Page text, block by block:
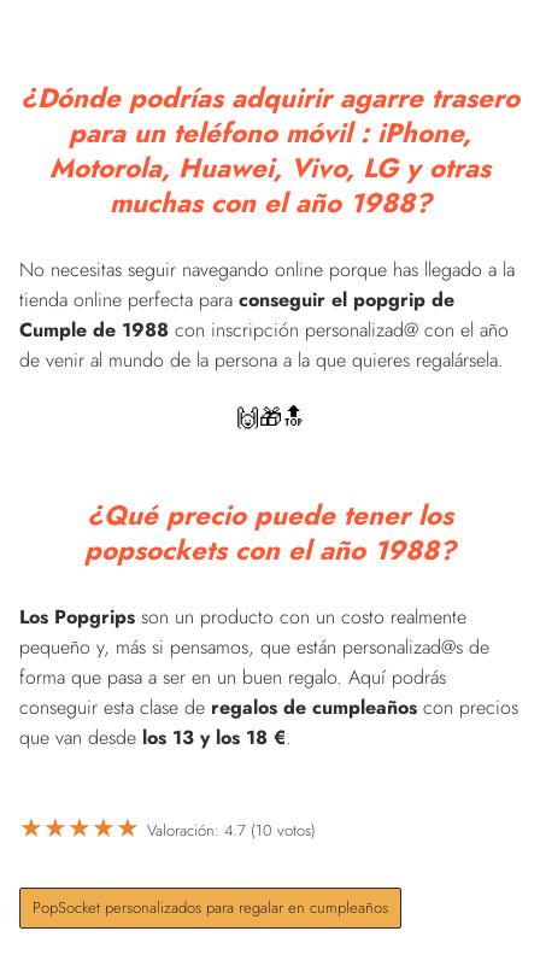
¿Dónde podrías adquirir agarre trasero
para un teléfono móvil : iPhone,
Motorola, Huawei, Vivo, LG y otras
muchas con el año 1988?
No necesitas seguir navegando online porque has llegado a la
tienda online perfecta para conseguir el popgrip de
Cumple de 1988 con inscripción personalizad@ con el año
de venir al mundo de la persona a la que quieres regalársela.
🙌🎁🔝
¿Qué precio puede tener los
popsockets con el año 1988?
Los Popgrips son un producto con un costo realmente
pequeño y, más si pensamos, que están personalizad@s de
forma que pasa a ser en un buen regalo. Aquí podrás
conseguir esta clase de regalos de cumpleaños con precios
que van desde los 13 y los 18 €.
★★★★★ Valoración: 4.7 (10 votos)
PopSocket personalizados para regalar en cumpleaños